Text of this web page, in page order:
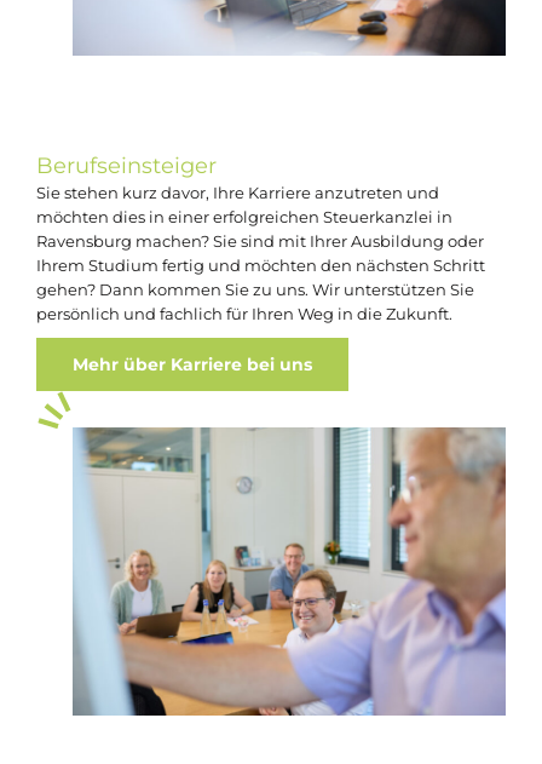
Berufseinsteiger
Sie stehen kurz davor, Ihre Karriere anzutreten und
möchten dies in einer erfolgreichen Steuerkanzlei in
Ravensburg machen? Sie sind mit Ihrer Ausbildung oder
Ihrem Studium fertig und möchten den nächsten Schritt
gehen? Dann kommen Sie zu uns. Wir unterstützen Sie
persönlich und fachlich für Ihren Weg in die Zukunft.
Mehr über Karriere bei uns